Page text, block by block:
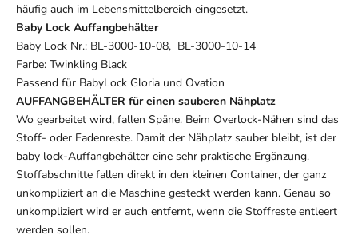
häufig auch im Lebensmittelbereich eingesetzt.
Baby Lock Auffangbehälter
Baby Lock Nr.: BL-3000-10-08, BL-3000-10-14
Farbe: Twinkling Black
Passend für BabyLock Gloria und Ovation
AUFFANGBEHÄLTER für einen sauberen Nähplatz
Wo gearbeitet wird, fallen Späne. Beim Overlock-Nähen sind das
Stoff- oder Fadenreste. Damit der Nähplatz sauber bleibt, ist der
baby lock-Auffangbehälter eine sehr praktische Ergänzung.
Stoffabschnitte fallen direkt in den kleinen Container, der ganz
unkompliziert an die Maschine gesteckt werden kann. Genau so
unkompliziert wird er auch entfernt, wenn die Stoffreste entleert
werden sollen.